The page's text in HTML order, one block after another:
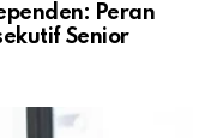
Peran
Senior